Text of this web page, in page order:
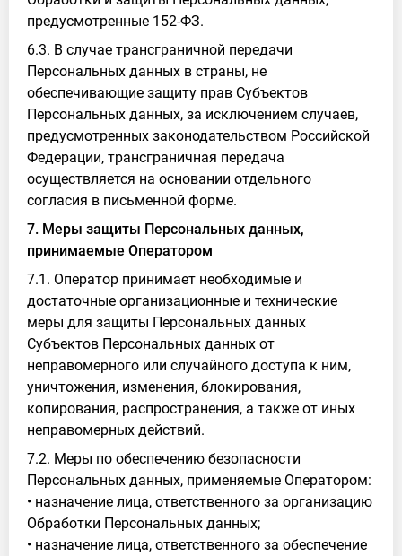
предусмотренные 152-ФЗ.
6.3. В случае трансграничной передачи
Персональных данных в страны, не
обеспечивающие защиту прав Субъектов
Персональных данных, за исключением случаев,
предусмотренных законодательством Российской
Федерации, трансграничная передача
осуществляется на основании отдельного
согласия в письменной форме.
7. Меры защиты Персональных данных,
принимаемые Оператором
7.1. Оператор принимает необходимые и
достаточные организационные и технические
меры для защиты Персональных данных
Субъектов Персональных данных от
неправомерного или случайного доступа к ним,
уничтожения, изменения, блокирования,
копирования, распространения, а также от иных
неправомерных действий.
7.2. Меры по обеспечению безопасности
Персональных данных, применяемые Оператором:
• назначение лица, ответственного за организацию
Обработки Персональных данных;
• назначение лица, ответственного за обеспечение